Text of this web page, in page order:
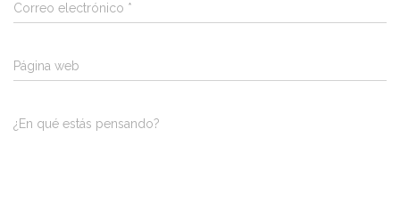
Correo electrónico *
Página web
¿En qué estás pensando?